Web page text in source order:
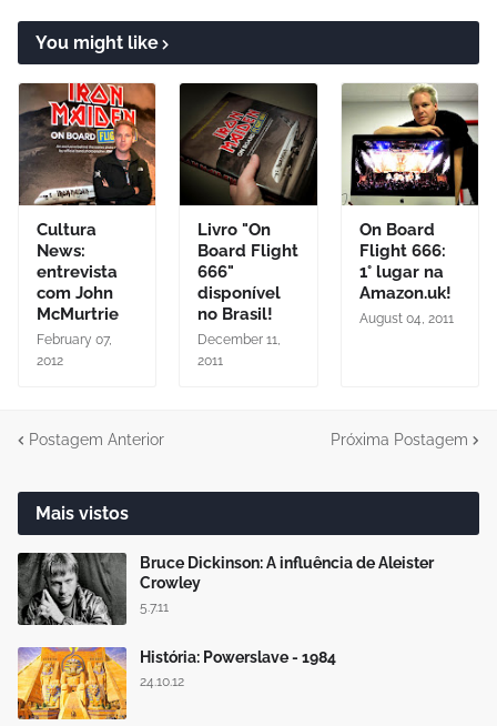
You might like
Cultura
News:
entrevista
com John
McMurtrie
February 07,
2012
Livro "On
Board Flight
666"
disponível
no Brasil!
December 11,
2011
On Board
Flight 666:
1° lugar na
Amazon.uk!
August 04, 2011
Postagem Anterior Próxima Postagem
Mais vistos
Bruce Dickinson: A influência de Aleister
Crowley
5.7.11
História: Powerslave - 1984
24.10.12